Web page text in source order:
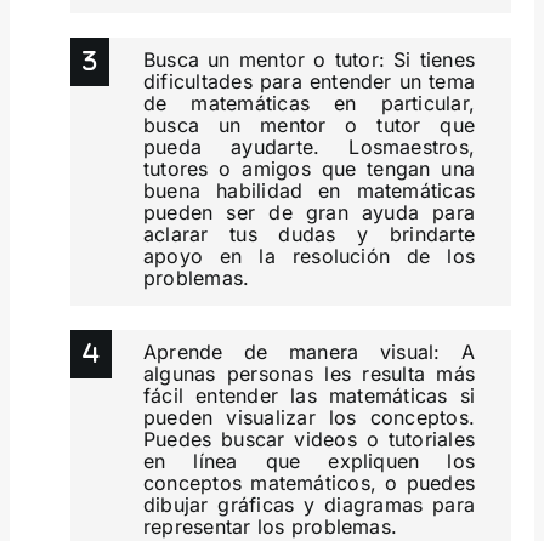
Busca un mentor o tutor: Si tienes
dificultades para entender un tema
de matemáticas en particular,
busca un mentor o tutor que
pueda ayudarte. Losmaestros,
tutores o amigos que tengan una
buena habilidad en matemáticas
pueden ser de gran ayuda para
aclarar tus dudas y brindarte
apoyo en la resolución de los
problemas.
Aprende de manera visual: A
algunas personas les resulta más
fácil entender las matemáticas si
pueden visualizar los conceptos.
Puedes buscar videos o tutoriales
en línea que expliquen los
conceptos matemáticos, o puedes
dibujar gráficas y diagramas para
representar los problemas.